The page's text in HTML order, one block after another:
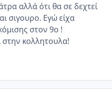
αλλά ότι θα σε δεχτεί
σιγουρο. Εγώ είχα
στον 9ο !
στην κολλητουλα!